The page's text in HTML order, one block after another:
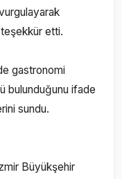
etti.
gastronomi
bulunduğunu ifade
sundu.
Büyükşehir